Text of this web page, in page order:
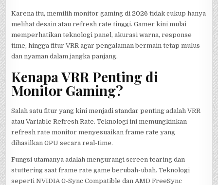
Karena itu, memilih monitor gaming di 2026 tidak cukup hanya
melihat desain atau refresh rate tinggi. Gamer kini mulai
memperhatikan teknologi panel, akurasi warna, response
time, hingga fitur VRR agar pengalaman bermain tetap mulus
dan nyaman dalam jangka panjang.
Kenapa VRR Penting di
Monitor Gaming?
Salah satu fitur yang kini menjadi standar penting adalah VRR
atau Variable Refresh Rate. Teknologi ini memungkinkan
refresh rate monitor menyesuaikan frame rate yang
dihasilkan GPU secara real-time.
Fungsi utamanya adalah mengurangi screen tearing dan
stuttering saat frame rate game berubah-ubah. Teknologi
seperti NVIDIA G-Sync Compatible dan AMD FreeSync